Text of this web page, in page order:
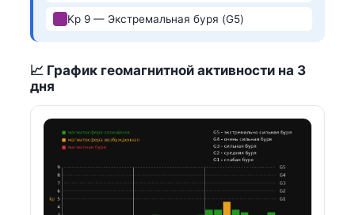
Kp 9 — Экстремальная буря (G5)
📈 График геомагнитной активности на 3
дня